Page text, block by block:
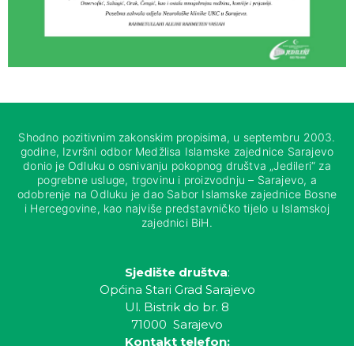
Shodno pozitivnim zakonskim propisima, u septembru 2003.
godine, Izvršni odbor Medžlisa Islamske zajednice Sarajevo
donio je Odluku o osnivanju pokopnog društva „Jedileri“ za
pogrebne usluge, trgovinu i proizvodnju – Sarajevo, a
odobrenje na Odluku je dao Sabor Islamske zajednice Bosne
i Hercegovine, kao najviše predstavničko tijelo u Islamskoj
zajednici BiH.
Sjedište društva:
Općina Stari Grad Sarajevo
Ul. Bistrik do br. 8
71000 Sarajevo
Kontakt telefon: